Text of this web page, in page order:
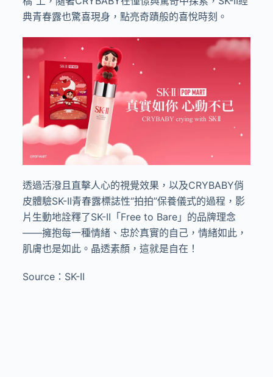
典青春露也驚喜現身，點亮奇蹟般的喜悅時刻。
透過活潑且直擊人心的視覺效果，以及CRYBABY俏
皮體驗SK-II青春露標誌性“拍拍”保養儀式的過程，影
片生動地詮釋了SK-II 「 Free to Bare」的品牌理念
——擁抱每一種情緒、忠於真實的自己，情緒如此，
肌膚也是如此。晶透素顏，這就是自在！
Source：SK-II